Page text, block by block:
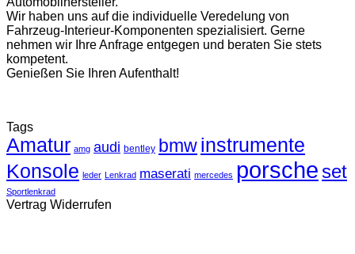
Wir haben uns auf die individuelle Veredelung von
Fahrzeug-Interieur-Komponenten spezialisiert. Gerne
nehmen wir Ihre Anfrage entgegen und beraten Sie stets
kompetent.
Genießen Sie Ihren Aufenthalt!
Tags
Amatur amg audi bentley bmwinstrumente
Konsole leder Lenkrad maserati mercedes porsche set
Sportlenkrad
Vertrag Widerrufen